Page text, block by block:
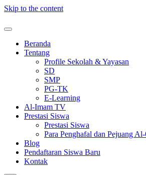
Skip to the content
Beranda
Tentang
Profile Sekolah & Yayasan
SD
SMP
PG-TK
E-Learning
Al-Imam TV
Prestasi Siswa
Prestasi Siswa
Para Penghafal dan Pejuang
Blog
Pendaftaran Siswa Baru
Kontak